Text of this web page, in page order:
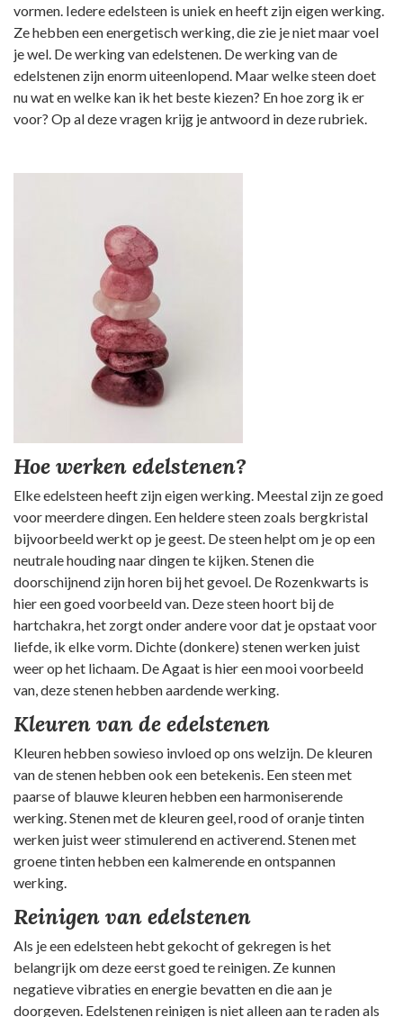
vormen. Iedere edelsteen is uniek en heeft zijn eigen werking.
Ze hebben een energetisch werking, die zie je niet maar voel
je wel. De werking van edelstenen. De werking van de
edelstenen zijn enorm uiteenlopend. Maar welke steen doet
nu wat en welke kan ik het beste kiezen? En hoe zorg ik er
voor? Op al deze vragen krijg je antwoord in deze rubriek.
Hoe werken edelstenen?
Elke edelsteen heeft zijn eigen werking. Meestal zijn ze goed
voor meerdere dingen. Een heldere steen zoals bergkristal
bijvoorbeeld werkt op je geest. De steen helpt om je op een
neutrale houding naar dingen te kijken. Stenen die
doorschijnend zijn horen bij het gevoel. De Rozenkwarts is
hier een goed voorbeeld van. Deze steen hoort bij de
hartchakra, het zorgt onder andere voor dat je opstaat voor
liefde, ik elke vorm. Dichte (donkere) stenen werken juist
weer op het lichaam. De Agaat is hier een mooi voorbeeld
van, deze stenen hebben aardende werking.
Kleuren van de edelstenen
Kleuren hebben sowieso invloed op ons welzijn. De kleuren
van de stenen hebben ook een betekenis. Een steen met
paarse of blauwe kleuren hebben een harmoniserende
werking. Stenen met de kleuren geel, rood of oranje tinten
werken juist weer stimulerend en activerend. Stenen met
groene tinten hebben een kalmerende en ontspannen
werking.
Reinigen van edelstenen
Als je een edelsteen hebt gekocht of gekregen is het
belangrijk om deze eerst goed te reinigen. Ze kunnen
negatieve vibraties en energie bevatten en die aan je
doorgeven. Edelstenen reinigen is niet alleen aan te raden als